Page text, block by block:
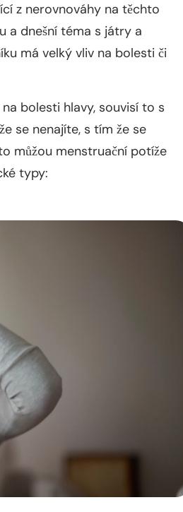
z nerovnováhy na těchto
a dnešní téma s játry a
má velký vliv na bolesti či
bolesti hlavy, souvisí to s
se nenajíte, s tím že se
můžou menstruační potíže
typy: